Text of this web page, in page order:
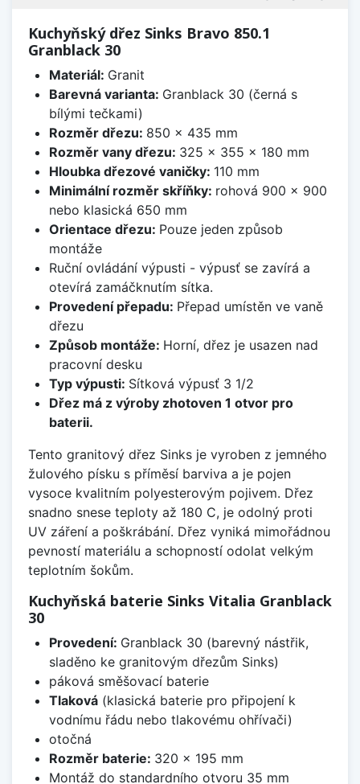
Kuchyňský dřez Sinks Bravo 850.1
Granblack 30
Materiál: Granit
Barevná varianta: Granblack 30 (černá s
bílými tečkami)
Rozměr dřezu: 850 x 435 mm
Rozměr vany dřezu: 325 x 355 x 180 mm
Hloubka dřezové vaničky: 110 mm
Minimální rozměr skříňky: rohová 900 x 900
nebo klasická 650 mm
Orientace dřezu: Pouze jeden způsob
montáže
Ruční ovládání výpusti - výpusť se zavírá a
otevírá zamáčknutím sítka.
Provedení přepadu: Přepad umístěn ve vaně
dřezu
Způsob montáže: Horní, dřez je usazen nad
pracovní desku
Typ výpusti: Sítková výpusť 3 1/2
Dřez má z výroby zhotoven 1 otvor pro
baterii.
Tento granitový dřez Sinks je vyroben z jemného
žulového písku s příměsí barviva a je pojen
vysoce kvalitním polyesterovým pojivem. Dřez
snadno snese teploty až 180 C, je odolný proti
UV záření a poškrábání. Dřez vyniká mimořádnou
pevností materiálu a schopností odolat velkým
teplotním šokům.
Kuchyňská baterie Sinks Vitalia Granblack
30
Provedení: Granblack 30 (barevný nástřik,
sladěno ke granitovým dřezům Sinks)
páková směšovací baterie
Tlaková(klasická baterie pro připojení k
vodnímu řádu nebo tlakovému ohřívači)
otočná
Rozměr baterie: 320 x 195 mm
Montáž do standardního otvoru 35 mm